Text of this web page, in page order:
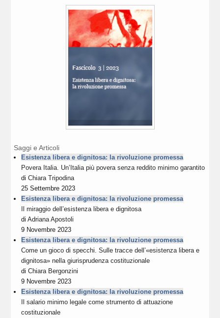
Saggi e Articoli
Esistenza libera e dignitosa: la rivoluzione promessa
Povera Italia. Un’Italia più povera senza reddito minimo garantito
diChiara Tripodina
25 Settembre 2023
Esistenza libera e dignitosa: la rivoluzione promessa
Il miraggio dell’esistenza libera e dignitosa
diAdriana Apostoli
9 Novembre 2023
Esistenza libera e dignitosa: la rivoluzione promessa
Come un gioco di specchi. Sulle tracce dell’«esistenza libera e
dignitosa» nella giurisprudenza costituzionale
diChiara Bergonzini
9 Novembre 2023
Esistenza libera e dignitosa: la rivoluzione promessa
Il salario minimo legale come strumento di attuazione
costituzionale